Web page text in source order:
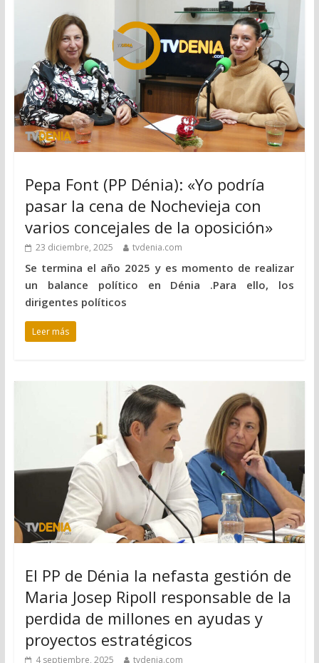
Pepa Font (PP Dénia): «Yo podría
pasar la cena de Nochevieja con
varios concejales de la oposición»
23 diciembre, 2025 tvdenia.com
Se termina el año 2025 y es momento de realizar
un balance político en Dénia .Para ello, los
dirigentes políticos
Leer más
El PP de Dénia la nefasta gestión de
Maria Josep Ripoll responsable de la
perdida de millones en ayudas y
proyectos estratégicos
4 septiembre, 2025 tvdenia.com